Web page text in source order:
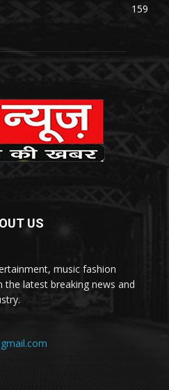
159
US
music fashion
the latest breaking news and